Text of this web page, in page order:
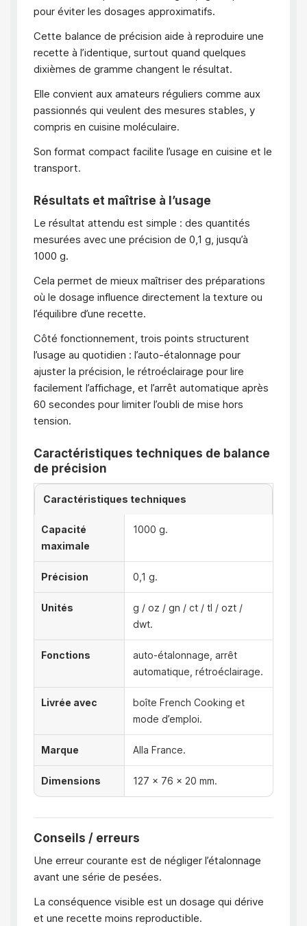
pour éviter les dosages approximatifs.
Cette balance de précision aide à reproduire une
recette à l’identique, surtout quand quelques
dixièmes de gramme changent le résultat.
Elle convient aux amateurs réguliers comme aux
passionnés qui veulent des mesures stables, y
compris en cuisine moléculaire.
Son format compact facilite l’usage en cuisine et le
transport.
Résultats et maîtrise à l’usage
Le résultat attendu est simple : des quantités
mesurées avec une précision de 0,1 g, jusqu’à
1000 g.
Cela permet de mieux maîtriser des préparations
où le dosage influence directement la texture ou
l’équilibre d’une recette.
Côté fonctionnement, trois points structurent
l’usage au quotidien : l’auto-étalonnage pour
ajuster la précision, le rétroéclairage pour lire
facilement l’affichage, et l’arrêt automatique après
60 secondes pour limiter l’oubli de mise hors
tension.
Caractéristiques techniques de balance
de précision
Caractéristiques techniques
Capacité
maximale
1000 g.
Précision 0,1 g.
Unités
g / oz / gn / ct / tl / ozt /
dwt.
Fonctions
auto-étalonnage, arrêt
automatique, rétroéclairage.
Livrée avec
boîte French Cooking et
mode d’emploi.
Marque Alla France.
Dimensions 127 x 76 x 20 mm.
Conseils / erreurs
Une erreur courante est de négliger l’étalonnage
avant une série de pesées.
La conséquence visible est un dosage qui dérive
et une recette moins reproductible.